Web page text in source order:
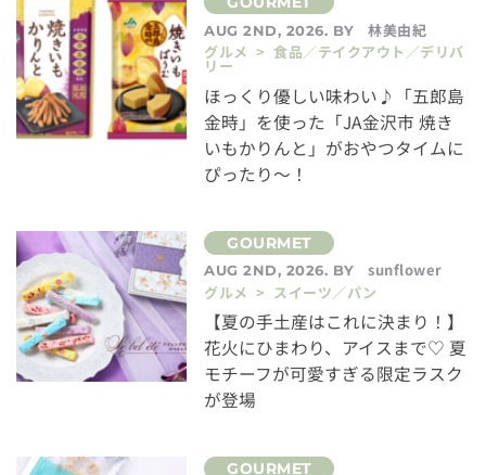
AUG 2ND, 2026. BY
林美由紀
グルメ > 食品／テイクアウト／デリバ
リー
ほっくり優しい味わい♪「五郎島
金時」を使った「JA金沢市 焼き
いもかりんと」がおやつタイムに
ぴったり～！
AUG 2ND, 2026. BY
sunflower
グルメ > スイーツ／パン
【夏の手土産はこれに決まり！】
花火にひまわり、アイスまで♡ 夏
モチーフが可愛すぎる限定ラスク
が登場